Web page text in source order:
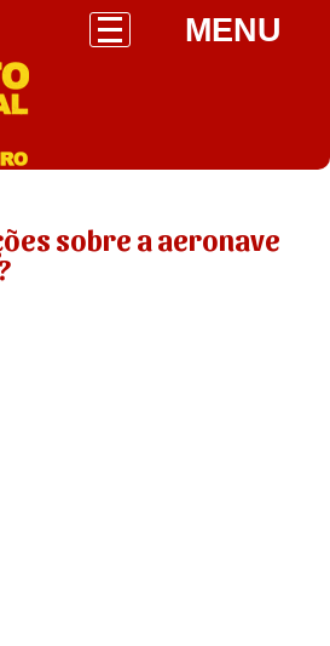
MENU
sobre a aeronave